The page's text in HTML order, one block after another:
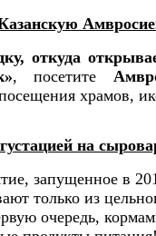
откуда
, посетите
храмов,
на
запущенное в
только из
очередь,